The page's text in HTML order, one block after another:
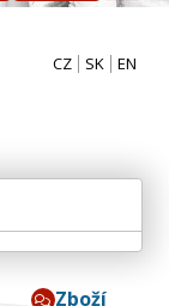
CZ SK EN
Zboží